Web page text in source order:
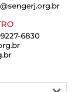
6830